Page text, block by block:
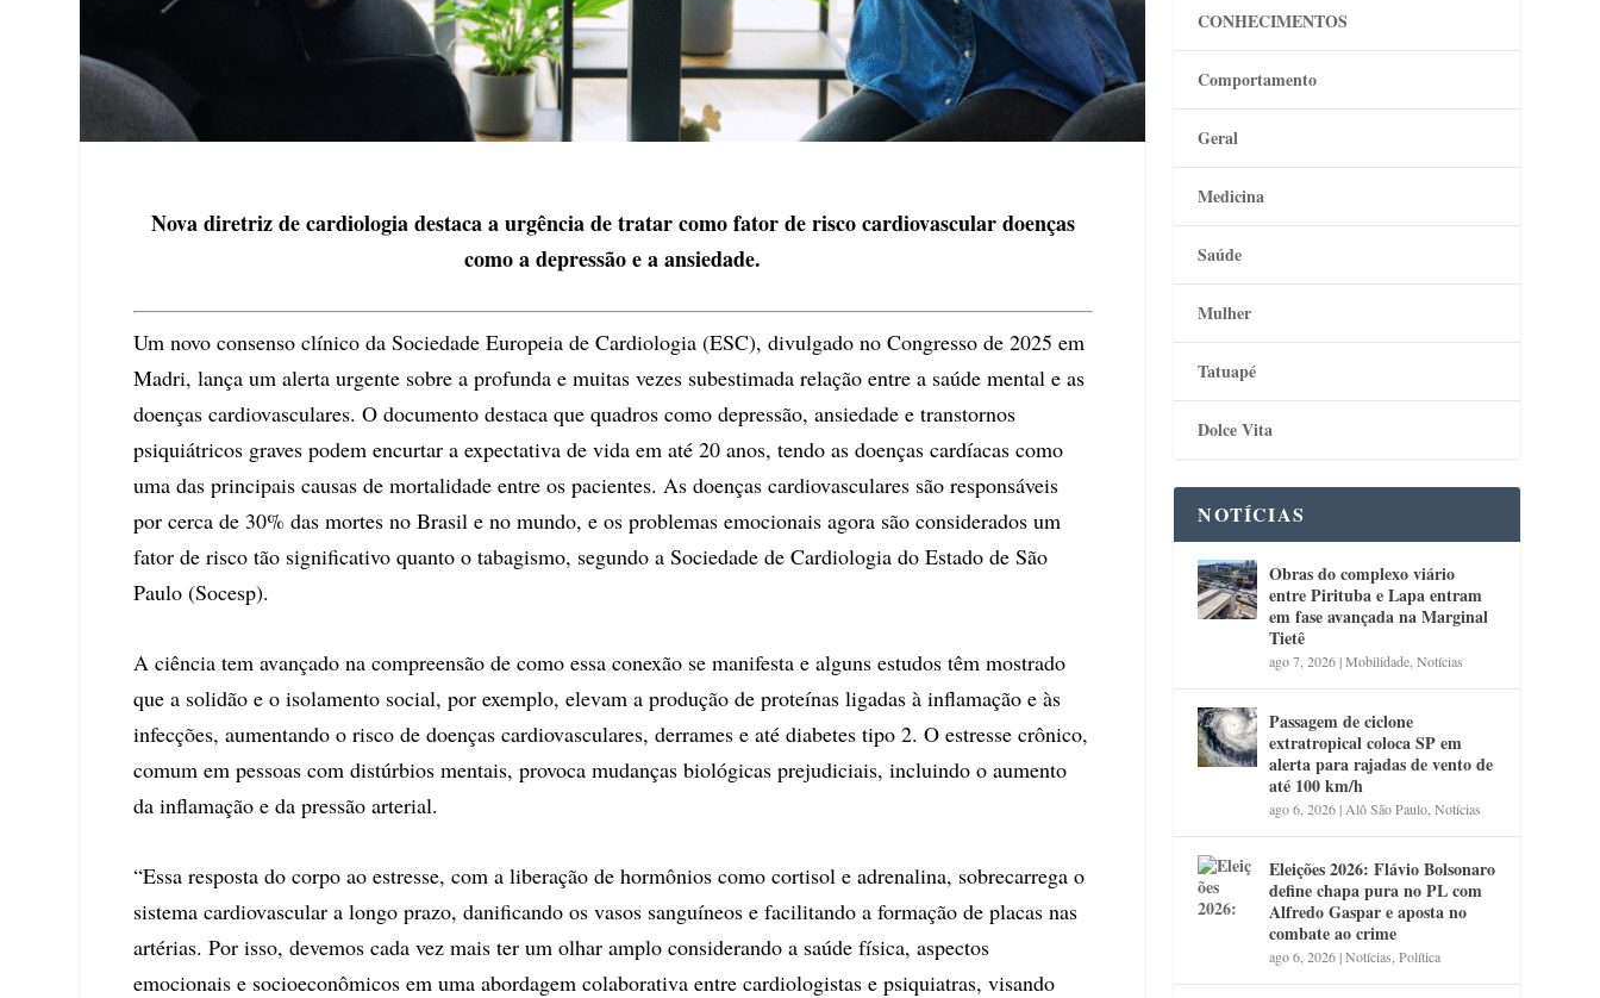
Nova diretriz de cardiologia destaca a urgência de tratar como fator de risco cardiovascular doenças
como a depressão e a ansiedade.
Um novo consenso clínico da Sociedade Europeia de Cardiologia (ESC), divulgado no Congresso de 2025 em
Madri, lança um alerta urgente sobre a profunda e muitas vezes subestimada relação entre a saúde mental e as
doenças cardiovasculares. O documento destaca que quadros como depressão, ansiedade e transtornos
psiquiátricos graves podem encurtar a expectativa de vida em até 20 anos, tendo as doenças cardíacas como
uma das principais causas de mortalidade entre os pacientes. As doenças cardiovasculares são responsáveis
por cerca de 30% das mortes no Brasil e no mundo, e os problemas emocionais agora são considerados um
fator de risco tão significativo quanto o tabagismo, segundo a Sociedade de Cardiologia do Estado de São
Paulo (Socesp).
A ciência tem avançado na compreensão de como essa conexão se manifesta e alguns estudos têm mostrado
que a solidão e o isolamento social, por exemplo, elevam a produção de proteínas ligadas à inflamação e às
infecções, aumentando o risco de doenças cardiovasculares, derrames e até diabetes tipo 2. O estresse crônico,
comum em pessoas com distúrbios mentais, provoca mudanças biológicas prejudiciais, incluindo o aumento
da inflamação e da pressão arterial.
“Essa resposta do corpo ao estresse, com a liberação de hormônios como cortisol e adrenalina, sobrecarrega o
sistema cardiovascular a longo prazo, danificando os vasos sanguíneos e facilitando a formação de placas nas
artérias. Por isso, devemos cada vez mais ter um olhar amplo considerando a saúde física, aspectos
emocionais e socioeconômicos em uma abordagem colaborativa entre cardiologistas e psiquiatras, visando
CONHECIMENTOS
Comportamento
Geral
Medicina
Saúde
Mulher
Tatuapé
Dolce Vita
NOTÍCIAS
Obras do complexo viário
entre Pirituba e Lapa entram
em fase avançada na Marginal
Tietê
ago 7, 2026|Mobilidade ,Notícias
Passagem de ciclone
extratropical coloca SP em
alerta para rajadas de vento de
até 100 km/h
ago 6, 2026| Alô São Paulo ,Notícias
Eleições 2026: Flávio Bolsonaro
define chapa pura no PL com
Alfredo Gaspar e aposta no
combate ao crime
ago 6, 2026|Notícias ,Política